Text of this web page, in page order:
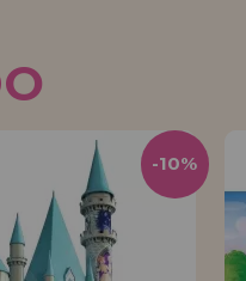
-10%